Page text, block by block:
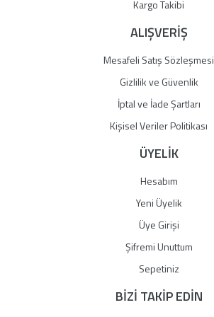
Kargo Takibi
ALIŞVERİŞ
Mesafeli Satış Sözleşmesi
Gizlilik ve Güvenlik
İptal ve İade Şartları
Kişisel Veriler Politikası
ÜYELİK
Hesabım
Yeni Üyelik
Üye Girişi
Şifremi Unuttum
Sepetiniz
BİZİ TAKİP EDİN